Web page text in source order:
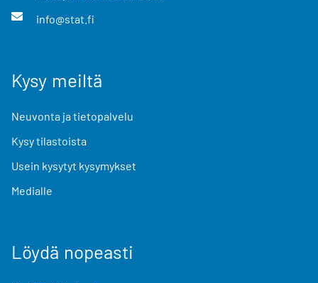
info@stat.fi
Kysy meiltä
Neuvonta ja tietopalvelu
Kysy tilastoista
Usein kysytyt kysymykset
Medialle
Löydä nopeasti